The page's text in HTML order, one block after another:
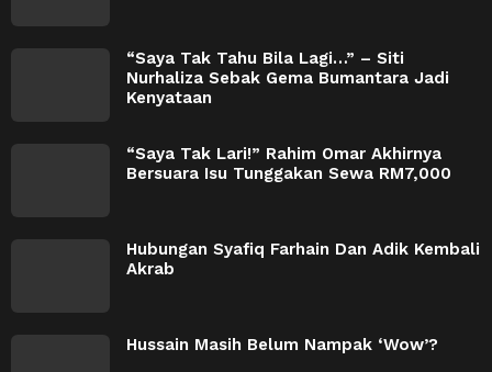
“Saya Tak Tahu Bila Lagi…” – Siti
Nurhaliza Sebak Gema Bumantara Jadi
Kenyataan
“Saya Tak Lari!” Rahim Omar Akhirnya
Bersuara Isu Tunggakan Sewa RM7,000
Hubungan Syafiq Farhain Dan Adik Kembali
Akrab
Hussain Masih Belum Nampak ‘Wow’?